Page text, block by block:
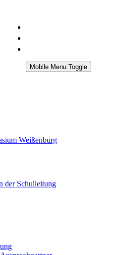
Mobile Menu Toggle
der Schulleitung